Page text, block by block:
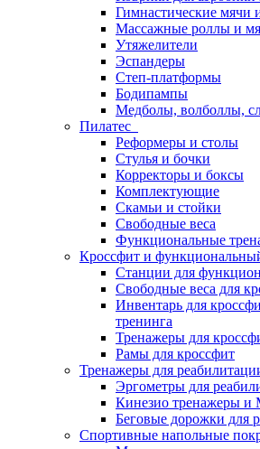
Гимнастические мячи
Массажные роллы и
Утяжелители
Эспандеры
Степ-платформы
Бодипампы
Медболы, волболлы,
Пилатес
Реформеры и столы
Стулья и бочки
Корректоры и боксы
Комплектующие
Скамьи и стойки
Свободные веса
Функциональные
Кроссфит и
Станции для
Свободные веса для
Инвентарь для
тренинга
Тренажеры для
Рамы для кроссфит
Тренажеры для
Эргометры для
Кинезио тренажеры
Беговые дорожки для
Спортивные напольные